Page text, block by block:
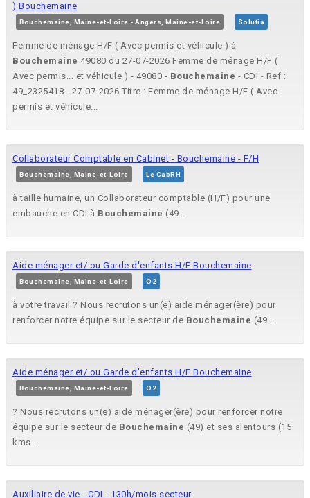
) Bouchemaine
Bouchemaine, Maine-et-Loire - Angers, Maine-et-Loire Solutia
Femme de ménage H/F ( Avec permis et véhicule ) à
Bouchemaine 49080 du 27-07-2026 Femme de ménage H/F (
Avec permis... et véhicule ) - 49080 - Bouchemaine - CDI - Ref :
49_2325418 - 27-07-2026 Titre : Femme de ménage H/F ( Avec
permis et véhicule...
Collaborateur Comptable en Cabinet - Bouchemaine - F/H
Bouchemaine, Maine-et-Loire Le CabRH
à taille humaine, un Collaborateur comptable (H/F) pour une
embauche en CDI à Bouchemaine (49...
Aide ménager et/ ou Garde d'enfants H/F Bouchemaine
Bouchemaine, Maine-et-Loire O2
à votre travail ? Nous recrutons un(e) aide ménager(ère) pour
renforcer notre équipe sur le secteur de Bouchemaine (49...
Aide ménager et/ ou Garde d'enfants H/F Bouchemaine
Bouchemaine, Maine-et-Loire O2
? Nous recrutons un(e) aide ménager(ère) pour renforcer notre
équipe sur le secteur de Bouchemaine (49) et ses alentours (15
kms...
Auxiliaire de vie - CDI - 130h/mois secteur